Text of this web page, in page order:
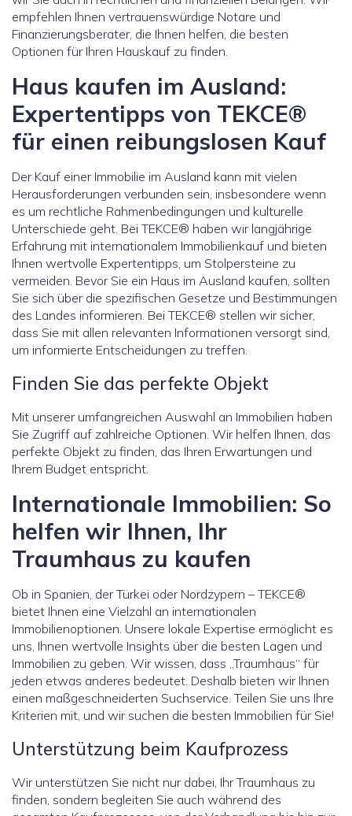
empfehlen Ihnen vertrauenswürdige Notare und
Finanzierungsberater, die Ihnen helfen, die besten
Optionen für Ihren Hauskauf zu finden.
Haus kaufen im Ausland:
Expertentipps von TEKCE®
für einen reibungslosen Kauf
Der Kauf einer Immobilie im Ausland kann mit vielen
Herausforderungen verbunden sein, insbesondere wenn
es um rechtliche Rahmenbedingungen und kulturelle
Unterschiede geht. Bei TEKCE® haben wir langjährige
Erfahrung mit internationalem Immobilienkauf und bieten
Ihnen wertvolle Expertentipps, um Stolpersteine zu
vermeiden. Bevor Sie ein Haus im Ausland kaufen, sollten
Sie sich über die spezifischen Gesetze und Bestimmungen
des Landes informieren. Bei TEKCE® stellen wir sicher,
dass Sie mit allen relevanten Informationen versorgt sind,
um informierte Entscheidungen zu treffen.
Finden Sie das perfekte Objekt
Mit unserer umfangreichen Auswahl an Immobilien haben
Sie Zugriff auf zahlreiche Optionen. Wir helfen Ihnen, das
perfekte Objekt zu finden, das Ihren Erwartungen und
Ihrem Budget entspricht.
Internationale Immobilien: So
helfen wir Ihnen, Ihr
Traumhaus zu kaufen
Ob in Spanien, der Türkei oder Nordzypern – TEKCE®
bietet Ihnen eine Vielzahl an internationalen
Immobilienoptionen. Unsere lokale Expertise ermöglicht es
uns, Ihnen wertvolle Insights über die besten Lagen und
Immobilien zu geben. Wir wissen, dass „Traumhaus“ für
jeden etwas anderes bedeutet. Deshalb bieten wir Ihnen
einen maßgeschneiderten Suchservice. Teilen Sie uns Ihre
Kriterien mit, und wir suchen die besten Immobilien für Sie!
Unterstützung beim Kaufprozess
Wir unterstützen Sie nicht nur dabei, Ihr Traumhaus zu
finden, sondern begleiten Sie auch während des